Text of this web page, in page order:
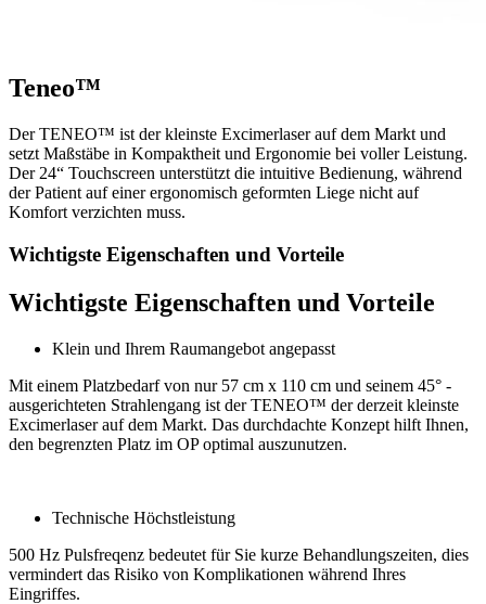
Teneo™
Der TENEO™ ist der kleinste Excimerlaser auf dem Markt und
setzt Maßstäbe in Kompaktheit und Ergonomie bei voller Leistung.
Der 24“ Touchscreen unterstützt die intuitive Bedienung, während
der Patient auf einer ergonomisch geformten Liege nicht auf
Komfort verzichten muss.
Wichtigste Eigenschaften und Vorteile
Wichtigste Eigenschaften und Vorteile
Klein und Ihrem Raumangebot angepasst
Mit einem Platzbedarf von nur 57 cm x 110 cm und seinem 45° -
ausgerichteten Strahlengang ist der TENEO™ der derzeit kleinste
Excimerlaser auf dem Markt. Das durchdachte Konzept hilft Ihnen,
den begrenzten Platz im OP optimal auszunutzen.
Technische Höchstleistung
500 Hz Pulsfreqenz bedeutet für Sie kurze Behandlungszeiten, dies
vermindert das Risiko von Komplikationen während Ihres
Eingriffes.